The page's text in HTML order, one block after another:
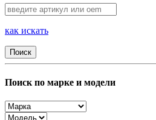
как искать
Поиск
Поиск по марке и модели